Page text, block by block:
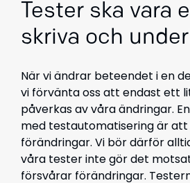
Tester ska vara
skriva och
När vi ändrar beteendet i en
vi förvänta oss att endast ett
påverkas av våra ändringar.
med testautomatisering är
förändringar. Vi bör därför
våra tester inte gör det
försvårar förändringar.